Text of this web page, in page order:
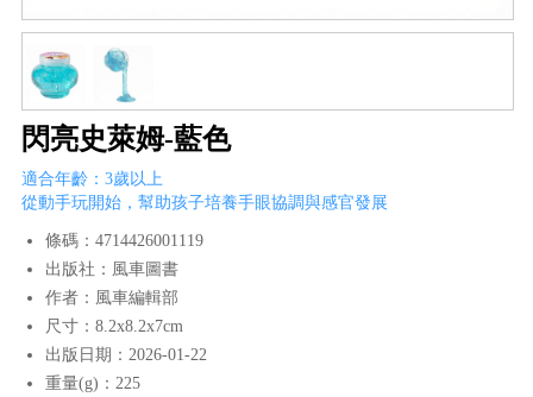
閃亮史萊姆-藍色
適合年齡：3歲以上
從動手玩開始，幫助孩子培養手眼協調與感官發展
條碼：4714426001119
出版社：風車圖書
作者：風車編輯部
尺寸：8.2x8.2x7cm
出版日期：2026-01-22
重量(g)：225